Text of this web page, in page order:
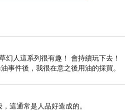
人這系列很有趣！ 會持續玩下去！
事件後，我很在意之後用油的採買。
之前就很愛
這通常是人品好造成的。